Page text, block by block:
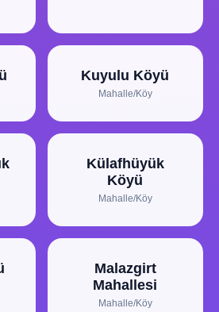
Kuyulu Köyü
Mahalle/Köy
Külafhüyük
Köyü
Mahalle/Köy
Malazgirt
Mahallesi
Mahalle/Köy